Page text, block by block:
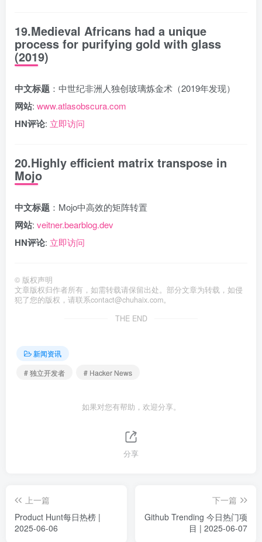
19.Medieval Africans had a unique
process for purifying gold with glass
(2019)
中文标题 ：中世纪非洲人独创玻璃炼金术（2019年发现）
网站: www.atlasobscura.com
HN评论: 立即访问
20.Highly efficient matrix transpose in
Mojo
中文标题 ：Mojo中高效的矩阵转置
网站: veitner.bearblog.dev
HN评论: 立即访问
© 版权声明
文章版权归作者所有，如需转载请保留出处。部分文章为转载，如侵
犯了您的版权，请联系contact@chuhaix.com。
THE END
新闻资讯
# 独立开发者
# Hacker News
如果对您有帮助，欢迎分享。
分享
上一篇
Product Hunt每日热榜 |
2025-06-06
下一篇
Github Trending 今日热门项
目 | 2025-06-07